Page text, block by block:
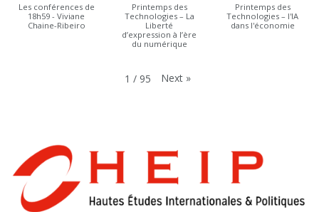
Les conférences de
18h59 - Viviane
Chaine-Ribeiro
Printemps des
Technologies – La
Liberté
d’expression à l’ère
du numérique
Printemps des
Technologies – l'IA
dans l'économie
1 / 95 Next »